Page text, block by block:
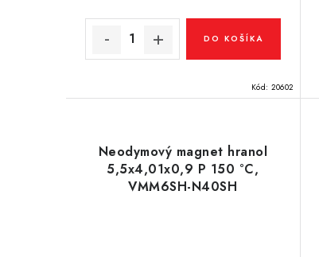
DO KOŠÍKA
Kód: 20602
Neodymový magnet hranol
5,5x4,01x0,9 P 150 °C,
VMM6SH-N40SH